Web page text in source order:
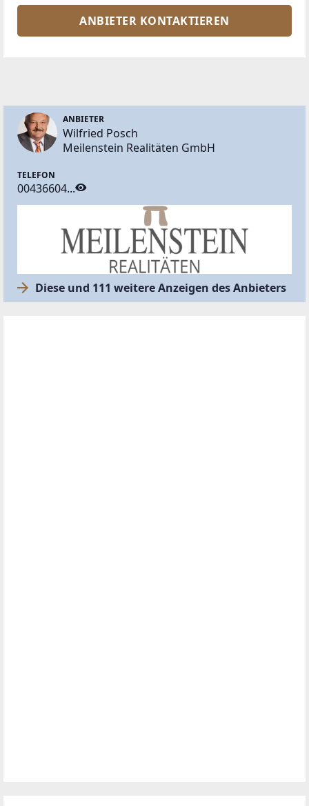
ANBIETER KONTAKTIEREN
ANBIETER
Wilfried Posch
Meilenstein Realitäten GmbH
TELEFON
00436604...
Diese und 111 weitere Anzeigen des Anbieters